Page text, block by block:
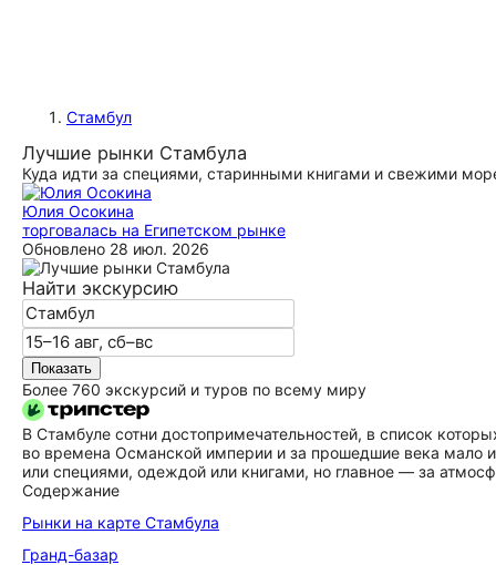
Стамбул
Лучшие рынки Стамбула
Куда идти за специями, старинными книгами и свежими
Юлия Осокина
торговалась на Египетском рынке
Обновлено 28 июл. 2026
Найти экскурсию
Показать
Более 760 экскурсий и туров по всему миру
В Стамбуле сотни до­сто­при­ме­ча­тель­но­стей, в список
во времена Османской империи и за прошедшие века мало
или специями, одеждой или книгами, но главное — за
Содержание
Рынки на карте Стамбула
Гранд-базар